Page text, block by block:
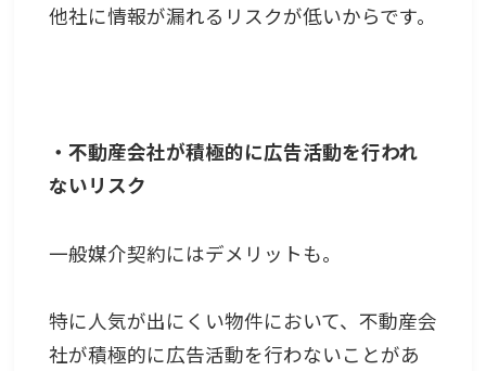
他社に情報が漏れるリスクが低いからです。
・不動産会社が積極的に広告活動を行われ
ないリスク
一般媒介契約にはデメリットも。
特に人気が出にくい物件において、不動産会
社が積極的に広告活動を行わないことがあ